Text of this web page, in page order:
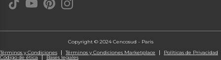
Copyright © 2024 Cencosud - Paris
Términos y Condiciones
Términos y Condiciones Marketplace Políticas de Privacidad
Código de ética Bases legales